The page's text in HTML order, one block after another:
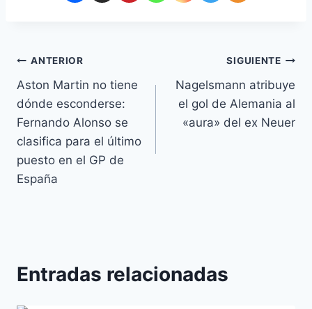
ANTERIOR
Aston Martin no tiene
dónde esconderse:
Fernando Alonso se
clasifica para el último
puesto en el GP de
España
SIGUIENTE
Nagelsmann atribuye
el gol de Alemania al
«aura» del ex Neuer
Entradas relacionadas